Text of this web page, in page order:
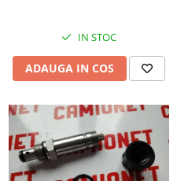
IN STOC
ADAUGA IN COS